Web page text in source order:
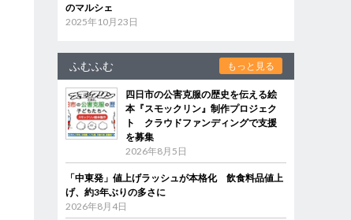
のマルシェ
2025年10月23日
ふむふむ もっと見る
四日市の公害克服の歴史を伝える絵
本『スモックリン』制作プロジェク
ト クラウドファンディングで支援
を募集
2026年8月5日
「中東発」値上げラッシュが本格化 飲食料品値上
げ、約3年ぶりの多さに
2026年8月4日